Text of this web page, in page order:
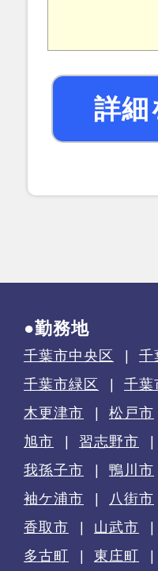
詳細
●勤務地
千葉市中央区 千
千葉市緑区
千葉
木更津市
松戸市
旭市
習志野市
我孫子市
鴨川市
袖ケ浦市
八街市
香取市
山武市
多古町
東庄町